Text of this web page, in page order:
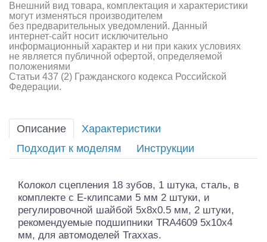
Зарядные устройства и блоки питания
Двигатели
Технические жидкости
Инструмент,измерительные приборы,расходники
Внешний вид товара, комплектация и характеристики
могут изменяться производителем
без предварительных уведомлений. Данный
интернет-сайт носит исключительно
информационный характер и ни при каких условиях
не является публичной офертой, определяемой
положениями
Статьи 437 (2) Гражданского кодекса Российской
Федерации.
Описание
Характеристики
Подходит к моделям
Инструкции
Колокол сцепления 18 зубов, 1 штука, сталь, в
комплекте с Е-клипсами 5 мм 2 штуки, и
регулировочной шайбой 5x8x0.5 мм, 2 штуки,
рекомендуемые подшипники TRA4609 5x10x4
мм, для автомоделей Traxxas.